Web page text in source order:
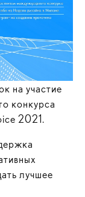
на участие
конкурса
2021.
лучшее